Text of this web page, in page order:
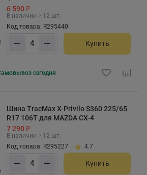
6 590 ₽
В наличии > 12 шт.
Код товара: R295440
Купить
сегодня
Шина TracMax X-Privilo S360 225/65
R17 106T для MAZDA CX-4
7 290 ₽
В наличии > 12 шт.
Код товара: R295227
4.7
Купить